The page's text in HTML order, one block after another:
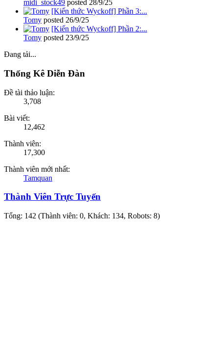
midi_stock49 posted 28/9/25
[Kiến thức Wyckoff] Phần 3:...
Tomy posted 26/9/25
[Kiến thức Wyckoff] Phần 2:...
Tomy posted 23/9/25
Đang tải...
Thống Kê Diễn Đàn
Đề tài thảo luận:
3,708
Bài viết:
12,462
Thành viên:
17,300
Thành viên mới nhất:
Tamquan
Thành Viên Trực Tuyến
Tổng: 142 (Thành viên: 0, Khách: 134, Robots: 8)